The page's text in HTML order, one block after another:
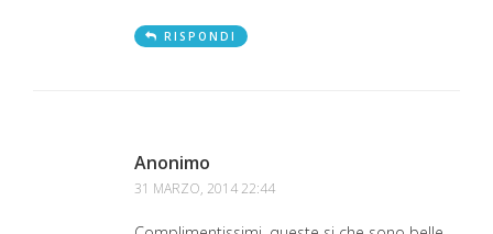
RISPONDI
Anonimo
31 MARZO, 2014 22:44